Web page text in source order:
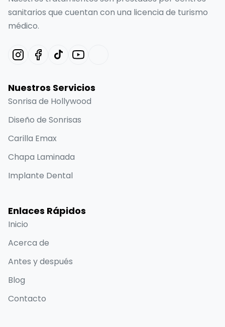
sanitarios que cuentan con una licencia de turismo
médico.
Nuestros Servicios
Sonrisa de Hollywood
Diseño de Sonrisas
Carilla Emax
Chapa Laminada
Implante Dental
Enlaces Rápidos
Inicio
Acerca de
Antes y después
Blog
Contacto